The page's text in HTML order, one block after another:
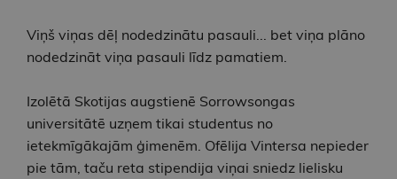
Viņš viņas dēļ nodedzinātu pasauli... bet viņa plāno
nodedzināt viņa pasauli līdz pamatiem.
Izolētā Skotijas augstienē Sorrowsongas
universitātē uzņem tikai studentus no
ietekmīgākajām ģimenēm. Ofēlija Vintersa nepieder
pie tām, taču reta stipendija viņai sniedz lielisku